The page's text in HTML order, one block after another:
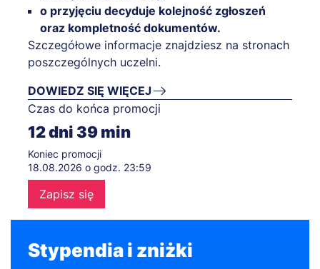
o przyjęciu decyduje kolejność zgłoszeń
oraz kompletność dokumentów.
Szczegółowe informacje znajdziesz na stronach
poszczególnych uczelni.
DOWIEDZ SIĘ WIĘCEJ
Czas do końca promocji
12dni39min
Koniec promocji
18.08.2026 o godz. 23:59
Zapisz się
Stypendia i zniżki